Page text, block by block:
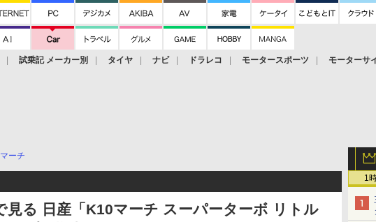
試乗記 メーカー別 タイヤ ナビ ドラレコ モータースポーツ モーターサ
1
マーチ
見る 日産「K10マーチ スーパーターボ リトル